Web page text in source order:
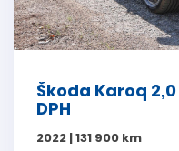
Škoda Karoq
DPH
2022 | 131 900 km